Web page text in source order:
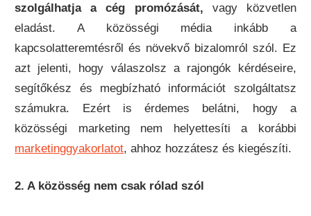
szolgálhatja a cég promózását, vagy közvetlen
eladást. A közösségi média inkább a
kapcsolatteremtésről és növekvő bizalomról szól. Ez
azt jelenti, hogy válaszolsz a rajongók kérdéseire,
segítőkész és megbízható információt szolgáltatsz
számukra. Ezért is érdemes belátni, hogy a
közösségi marketing nem helyettesíti a korábbi
marketinggyakorlatot, ahhoz hozzátesz és kiegészíti.
2. A közösség nem csak rólad szól